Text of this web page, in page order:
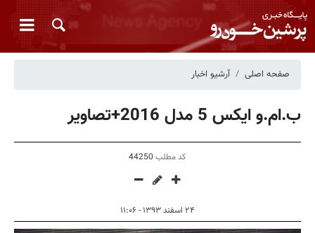
صفحه اصلی آرشیو اخبار
ب.ام.و ایکس 5 مدل 2016+تصاویر
کد مطلب 44250
۲۴ اسفند ۱۳۹۳ - ۱۱:۰۶